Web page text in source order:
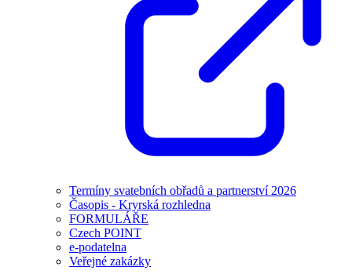
Termíny svatebních obřadů a partnerství 2026
Časopis - Kryrská rozhledna
FORMULÁŘE
Czech POINT
e-podatelna
Veřejné zakázky